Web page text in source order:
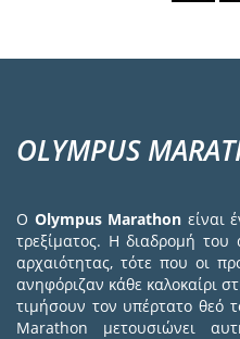
OLYMPUS
Ο Olympus Marathon είναι
τρεξίματος. Η διαδρομή του
αρχαιότητας, τότε που οι
ανηφόριζαν κάθε καλοκαίρι
τιμήσουν τον υπέρτατο θεό
Marathon μετουσιώνει